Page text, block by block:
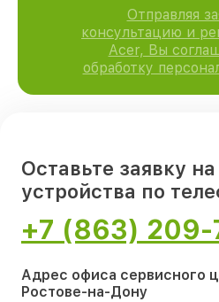
Отправляя
консультацию и
Acer, Вы
обработку
Оставьте заявку
устройства по
+7 (863)
Адрес офиса сервисного
Ростове-на-Дону